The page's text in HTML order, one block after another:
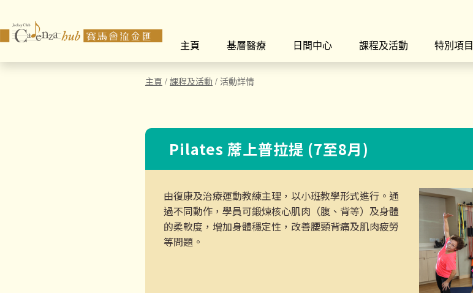
主頁
基層醫療 日間中心 課程及活動 特別項目
主頁 / 課程及活動 / 活動詳情
Pilates 蓆上普拉提 (7至8月)
由復康及治療運動教練主理，以小班教學形式進行。通
過不同動作，學員可鍛煉核心肌肉（腹、背等）及身體
的柔軟度，增加身體穩定性，改善腰頸背痛及肌肉疲勞
等問題。